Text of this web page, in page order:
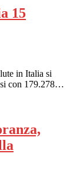
15
in Italia si
con 179.278…